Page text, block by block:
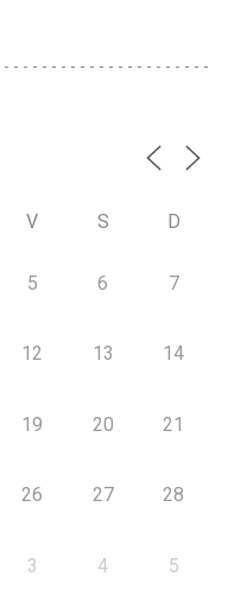
V S D
5 6 7
12 13 14
19 20 21
26 27 28
3 4 5